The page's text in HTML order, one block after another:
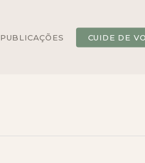
PUBLICAÇÕES CUIDE DE